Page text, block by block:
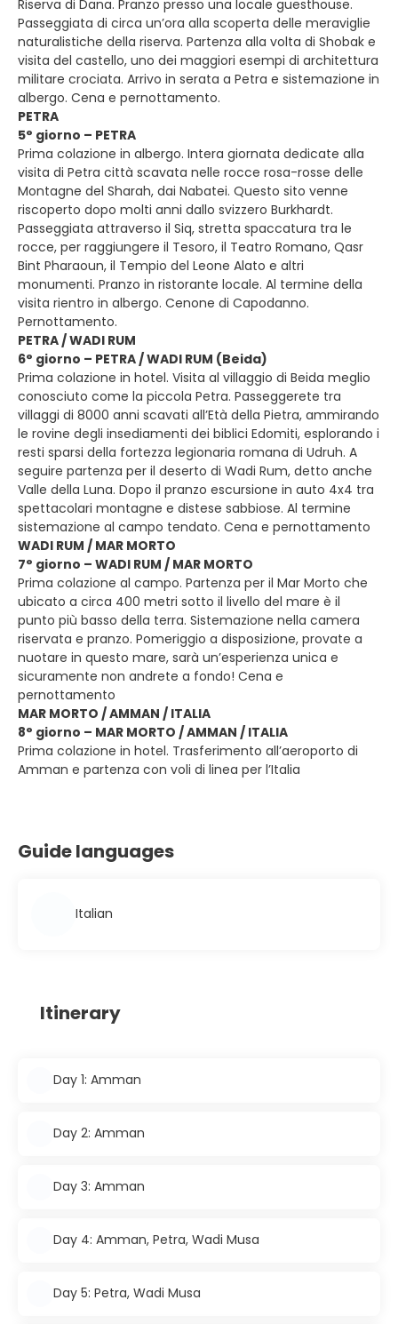
Riserva di Dana. Pranzo presso una locale guesthouse.
Passeggiata di circa un’ora alla scoperta delle meraviglie
naturalistiche della riserva. Partenza alla volta di Shobak e
visita del castello, uno dei maggiori esempi di architettura
militare crociata. Arrivo in serata a Petra e sistemazione in
albergo. Cena e pernottamento.
PETRA
5° giorno – PETRA
Prima colazione in albergo. Intera giornata dedicate alla
visita di Petra città scavata nelle rocce rosa-rosse delle
Montagne del Sharah, dai Nabatei. Questo sito venne
riscoperto dopo molti anni dallo svizzero Burkhardt.
Passeggiata attraverso il Siq, stretta spaccatura tra le
rocce, per raggiungere il Tesoro, il Teatro Romano, Qasr
Bint Pharaoun, il Tempio del Leone Alato e altri
monumenti. Pranzo in ristorante locale. Al termine della
visita rientro in albergo. Cenone di Capodanno.
Pernottamento.
PETRA / WADI RUM
6° giorno – PETRA / WADI RUM (Beida)
Prima colazione in hotel. Visita al villaggio di Beida meglio
conosciuto come la piccola Petra. Passeggerete tra
villaggi di 8000 anni scavati all’Età della Pietra, ammirando
le rovine degli insediamenti dei biblici Edomiti, esplorando i
resti sparsi della fortezza legionaria romana di Udruh. A
seguire partenza per il deserto di Wadi Rum, detto anche
Valle della Luna. Dopo il pranzo escursione in auto 4x4 tra
spettacolari montagne e distese sabbiose. Al termine
sistemazione al campo tendato. Cena e pernottamento
WADI RUM / MAR MORTO
7° giorno – WADI RUM / MAR MORTO
Prima colazione al campo. Partenza per il Mar Morto che
ubicato a circa 400 metri sotto il livello del mare è il
punto più basso della terra. Sistemazione nella camera
riservata e pranzo. Pomeriggio a disposizione, provate a
nuotare in questo mare, sarà un’esperienza unica e
sicuramente non andrete a fondo! Cena e
pernottamento
MAR MORTO / AMMAN / ITALIA
8° giorno – MAR MORTO / AMMAN / ITALIA
Prima colazione in hotel. Trasferimento all’aeroporto di
Amman e partenza con voli di linea per l’Italia
Guide languages
Italian
Itinerary
Day 1: Amman
Day 2: Amman
Day 3: Amman
Day 4: Amman, Petra, Wadi Musa
Day 5: Petra, Wadi Musa